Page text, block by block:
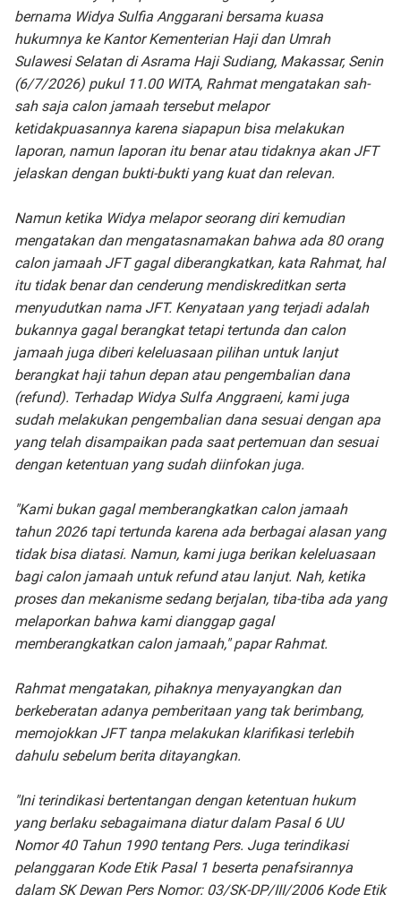
bernama Widya Sulfia Anggarani bersama kuasa
hukumnya ke Kantor Kementerian Haji dan Umrah
Sulawesi Selatan di Asrama Haji Sudiang, Makassar, Senin
(6/7/2026) pukul 11.00 WITA, Rahmat mengatakan sah-
sah saja calon jamaah tersebut melapor
ketidakpuasannya karena siapapun bisa melakukan
laporan, namun laporan itu benar atau tidaknya akan JFT
jelaskan dengan bukti-bukti yang kuat dan relevan.
Namun ketika Widya melapor seorang diri kemudian
mengatakan dan mengatasnamakan bahwa ada 80 orang
calon jamaah JFT gagal diberangkatkan, kata Rahmat, hal
itu tidak benar dan cenderung mendiskreditkan serta
menyudutkan nama JFT. Kenyataan yang terjadi adalah
bukannya gagal berangkat tetapi tertunda dan calon
jamaah juga diberi keleluasaan pilihan untuk lanjut
berangkat haji tahun depan atau pengembalian dana
(refund). Terhadap Widya Sulfa Anggraeni, kami juga
sudah melakukan pengembalian dana sesuai dengan apa
yang telah disampaikan pada saat pertemuan dan sesuai
dengan ketentuan yang sudah diinfokan juga.
"Kami bukan gagal memberangkatkan calon jamaah
tahun 2026 tapi tertunda karena ada berbagai alasan yang
tidak bisa diatasi. Namun, kami juga berikan keleluasaan
bagi calon jamaah untuk refund atau lanjut. Nah, ketika
proses dan mekanisme sedang berjalan, tiba-tiba ada yang
melaporkan bahwa kami dianggap gagal
memberangkatkan calon jamaah," papar Rahmat.
Rahmat mengatakan, pihaknya menyayangkan dan
berkeberatan adanya pemberitaan yang tak berimbang,
memojokkan JFT tanpa melakukan klarifikasi terlebih
dahulu sebelum berita ditayangkan.
"Ini terindikasi bertentangan dengan ketentuan hukum
yang berlaku sebagaimana diatur dalam Pasal 6 UU
Nomor 40 Tahun 1990 tentang Pers. Juga terindikasi
pelanggaran Kode Etik Pasal 1 beserta penafsirannya
dalam SK Dewan Pers Nomor: 03/SK-DP/III/2006 Kode Etik